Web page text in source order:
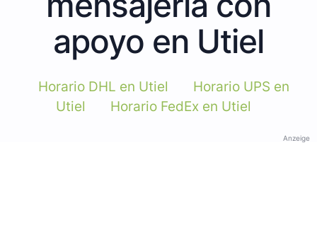
apoyo en Utiel
Horario DHL en Utiel
Horario UPS en
Utiel
Horario FedEx en Utiel
Anzeige